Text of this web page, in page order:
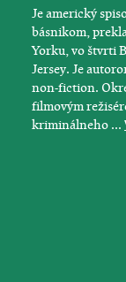
Je americký
básnikom,
Yorku, vo štvrti
Jersey. Je
non-fiction.
filmovým
kriminálneho ...